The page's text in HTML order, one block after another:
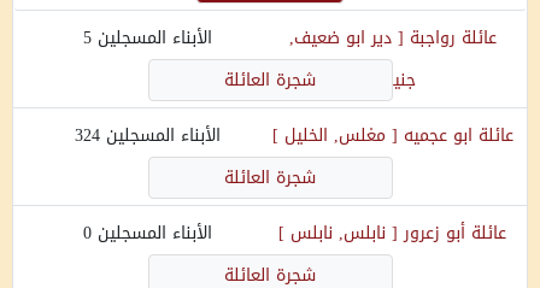
عائلة رواجبة [ دير ابو ضعيف,
جنين
الأبناء المسجلين 5
شجرة العائلة
عائلة ابو عجميه [ مغلس, الخليل ] الأبناء المسجلين 324
شجرة العائلة
عائلة أبو زعرور [ نابلس, نابلس ] الأبناء المسجلين 0
شجرة العائلة